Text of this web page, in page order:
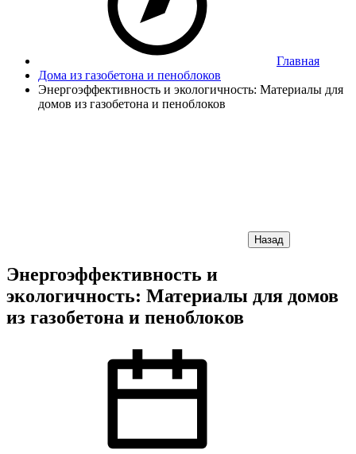
Главная
Дома из газобетона и пеноблоков
Энергоэффективность и экологичность: Материалы для
домов из газобетона и пеноблоков
Назад
Энергоэффективность и
экологичность: Материалы для домов
из газобетона и пеноблоков